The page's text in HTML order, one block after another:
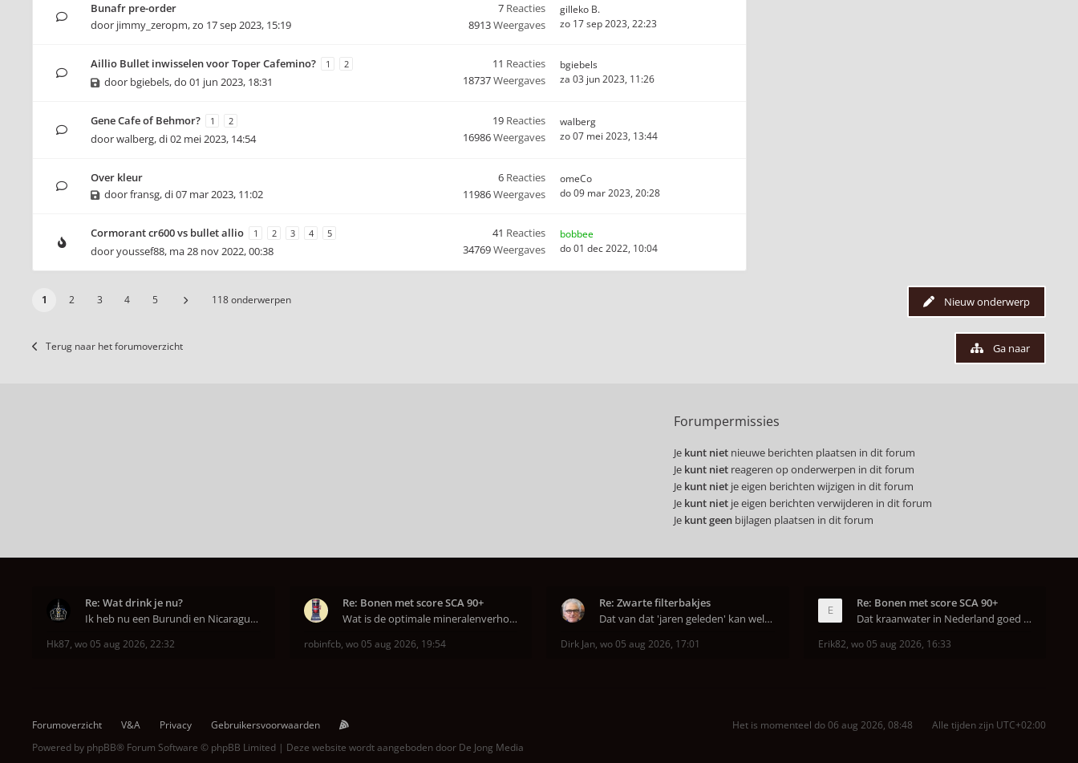
Bunafr pre-order
door jimmy_zeropm,zo 17 sep 2023, 15:19
7 Reacties
8913Weergaves
gilleko B.
zo 17 sep 2023, 22:23
Aillio Bullet inwisselen voor Toper Cafemino? 1 2
door bgiebels,do 01 jun 2023, 18:31
11 Reacties
18737Weergaves
bgiebels
za 03 jun 2023, 11:26
Gene Cafe of Behmor? 1 2
doorwalberg,di 02 mei 2023, 14:54
19 Reacties
16986Weergaves
walberg
zo 07 mei 2023, 13:44
Over kleur
doorfransg,di 07 mar 2023, 11:02
6 Reacties
11986Weergaves
omeCo
do 09 mar 2023, 20:28
Cormorant cr600 vs bullet allio 1 2 3 4 5
dooryoussef88, ma 28 nov 2022, 00:38
41 Reacties
34769Weergaves
bobbee
do 01 dec 2022, 10:04
Nieuw onderwerp
1 2 3 4 5 118 onderwerpen
Terug naar het forumoverzicht Ga naar
Forumpermissies
Je kunt niet nieuwe berichten plaatsen in dit forum
Je kunt niet reageren op onderwerpen in dit forum
Je kunt niet je eigen berichten wijzigen in dit forum
Je kunt niet je eigen berichten verwijderen in dit forum
Je kunt geen bijlagen plaatsen in dit forum
Re: Wat drink je nu?
Ik heb nu een Burundi en Nicaragua van het hoofdkw
Hk87, wo 05 aug 2026, 22:32
Re: Bonen met score SCA 90+
Wat is de optimale mineralenverhouding volgens j
robinfcb, wo 05 aug 2026, 19:54
Re: Zwarte filterbakjes
Dat van dat 'jaren geleden' kan wel kloppen, onze
Dirk Jan, wo 05 aug 2026, 17:01
Re: Bonen met score SCA 90+
Dat kraanwater in Nederland goed is heeft helema
Erik82, wo 05 aug 2026, 16:33
Forumoverzicht V&A Privacy Gebruikersvoorwaarden Alle tijden zijn UTC+02:00
Het is momenteel do 06 aug 2026, 08:48
Powered by phpBB® Forum Software © phpBB Limited | Deze website wordt aangeboden door De Jong Media